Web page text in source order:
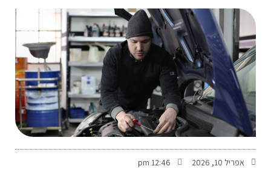
-
אפריל 10, 2026 12:46 pm